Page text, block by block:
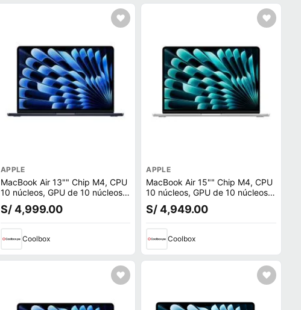
APPLE
MacBook Air 13"" Chip M4, CPU
10 núcleos, GPU de 10 núcleos,
512GB SSD, 16GB RAM, macOS,
midnight
S/ 4,999.00
Coolbox
APPLE
MacBook Air 15"" Chip M4, CPU
10 núcleos, GPU de 10 núcleos,
256GB SSD, 16GB RAM, macOS,
silver
S/ 4,949.00
Coolbox